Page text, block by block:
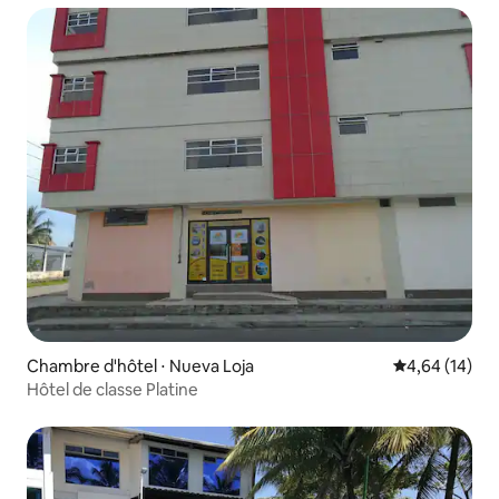
Chambre d'hôtel ⋅ Nueva Loja Évaluation
4,64 (14)
Hôtel de classe Platine